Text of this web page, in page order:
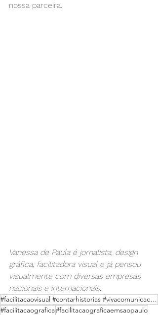
nossa parceira.
Vanessa de Paula é jornalista, design
gráfica, facilitadora visual e já pensou
visualmente com diversas empresas
nacionais e internacionais.
#facilitacaovisual #contarhistorias #vivacomunicacaocriativa #comunicacaocriativa #painelvisual #ano
#facilitacaografica#facilitacaograficaemsaopaulo